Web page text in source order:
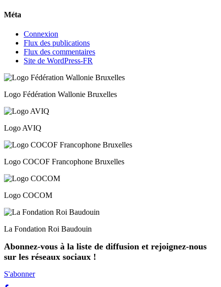
Méta
Connexion
Flux des publications
Flux des commentaires
Site de WordPress-FR
Logo Fédération Wallonie Bruxelles
Logo AVIQ
Logo COCOF Francophone Bruxelles
Logo COCOM
La Fondation Roi Baudouin
Abonnez-vous à la liste de diffusion et rejoignez-nous
sur les réseaux sociaux !
S'abonner